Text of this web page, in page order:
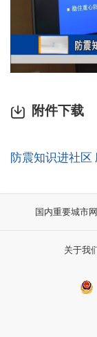
附件下载
防震知识进社区
国内重要城市
关于我